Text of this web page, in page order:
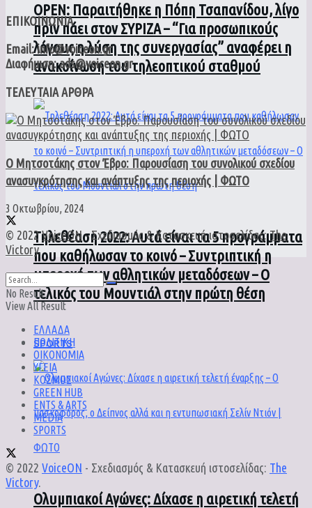
ΟPEN: Παραιτήθηκε η Πόπη Τσαπανίδου, λίγο
πριν πάει στον ΣΥΡΙΖΑ – “Για προσωπικούς
λόγους η λύση της συνεργασίας” αναφέρει η
ανακοίνωση του τηλεοπτικού σταθμού
Τηλεθέαση 2022: Αυτά είναι τα 5 προγράμματα
που καθήλωσαν το κοινό – Συντριπτική η
υπεροχή των αθλητικών μεταδόσεων – Ο
τελικός του Μουντιάλ στην πρώτη θέση
SPORTS
Ολυμπιακοί Αγώνες: Δίχασε η αιρετική τελετή
ΕΠΙΚΟΙΝΩΝΙΑ
Email: info@voiceon.gr
Διαφήμιση: ads@voiceon.gr
ΤΕΛΕΥΤΑΙΑ ΑΡΘΡΑ
Ο Μητσοτάκης στον Έβρο: Παρουσίαση του συνολικού σχεδίου
ανασυγκρότησης και ανάπτυξης της περιοχής | ΦΩΤΟ
3 Οκτωβρίου, 2024
© 2022VoiceON- Σχεδιασμός & Κατασκευή ιστοσελίδας:The
Victory.
No Result
View All Result
ΕΛΛΑΔΑ
ΠΟΛΙΤΙΚΗ
ΟΙΚΟΝΟΜΙΑ
ΥΓΕΙΑ
ΚΟΣΜΟΣ
GREEN HUB
ENTS & ARTS
MEDIA
SPORTS
© 2022 VoiceON - Σχεδιασμός & Κατασκευή ιστοσελίδας: The
Victory.